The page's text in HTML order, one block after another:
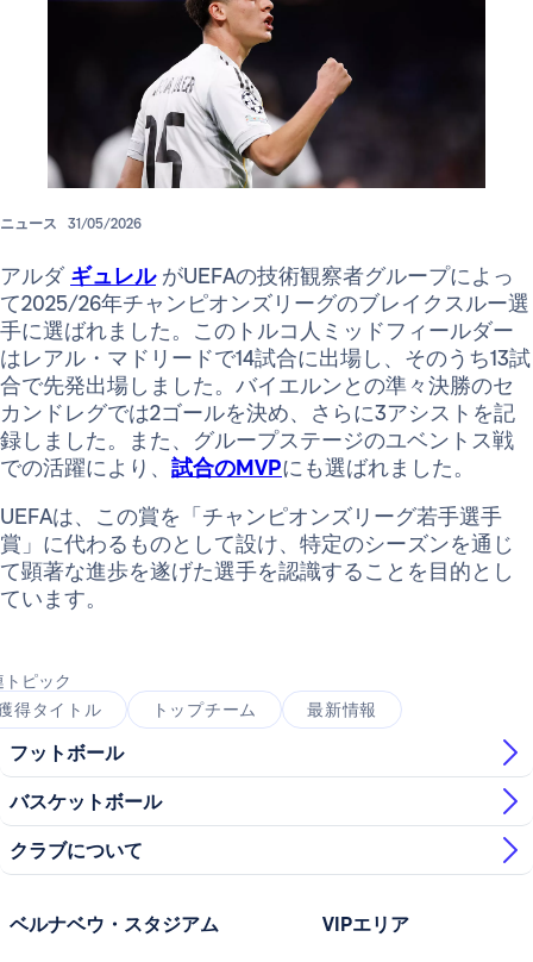
ニュース 31/05/2026
アルダ ギュレルがUEFAの技術観察者グループによっ
て2025/26年チャンピオンズリーグのブレイクスルー選
手に選ばれました。このトルコ人ミッドフィールダー
はレアル・マドリードで14試合に出場し、そのうち13試
合で先発出場しました。バイエルンとの準々決勝のセ
カンドレグでは2ゴールを決め、さらに3アシストを記
録しました。また、グループステージのユベントス戦
での活躍により、 試合のMVPにも選ばれました。
UEFAは、この賞を「チャンピオンズリーグ若手選手
賞」に代わるものとして設け、特定のシーズンを通じ
て顕著な進歩を遂げた選手を認識することを目的とし
ています。
トピック
得タイトル
トップチーム 最新情報
フットボール
バスケットボール
クラブについて
ベルナベウ・スタジアム VIPエリア